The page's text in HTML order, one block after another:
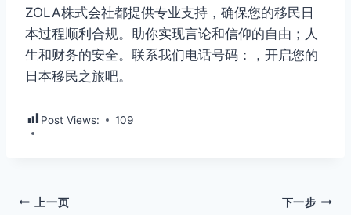
ZOLA株式会社都提供专业支持，确保您的移民日
本过程顺利合规。助你实现言论和信仰的自由；人
生和财务的安全。联系我们电话号码：，开启您的
日本移民之旅吧。
Post Views: 109
文上一页 下一步